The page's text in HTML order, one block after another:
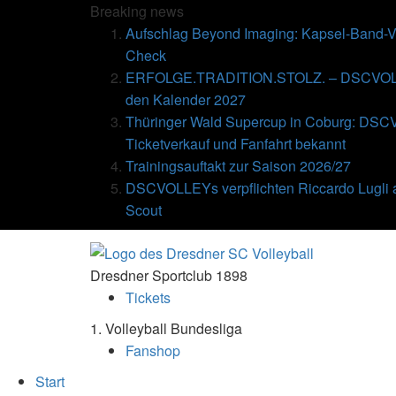
Breaking news
Aufschlag Beyond Imaging: Kapsel-Band-
Check
ERFOLGE.TRADITION.STOLZ. –
den Kalender 2027
Thüringer Wald Supercup in Coburg:
Ticketverkauf und Fanfahrt bekannt
Trainingsauftakt zur Saison 2026/27
DSCVOLLEYs verpflichten Riccardo Lugli
Scout
Dresdner Sportclub 1898
Tickets
1. Volleyball Bundesliga
Fanshop
Start